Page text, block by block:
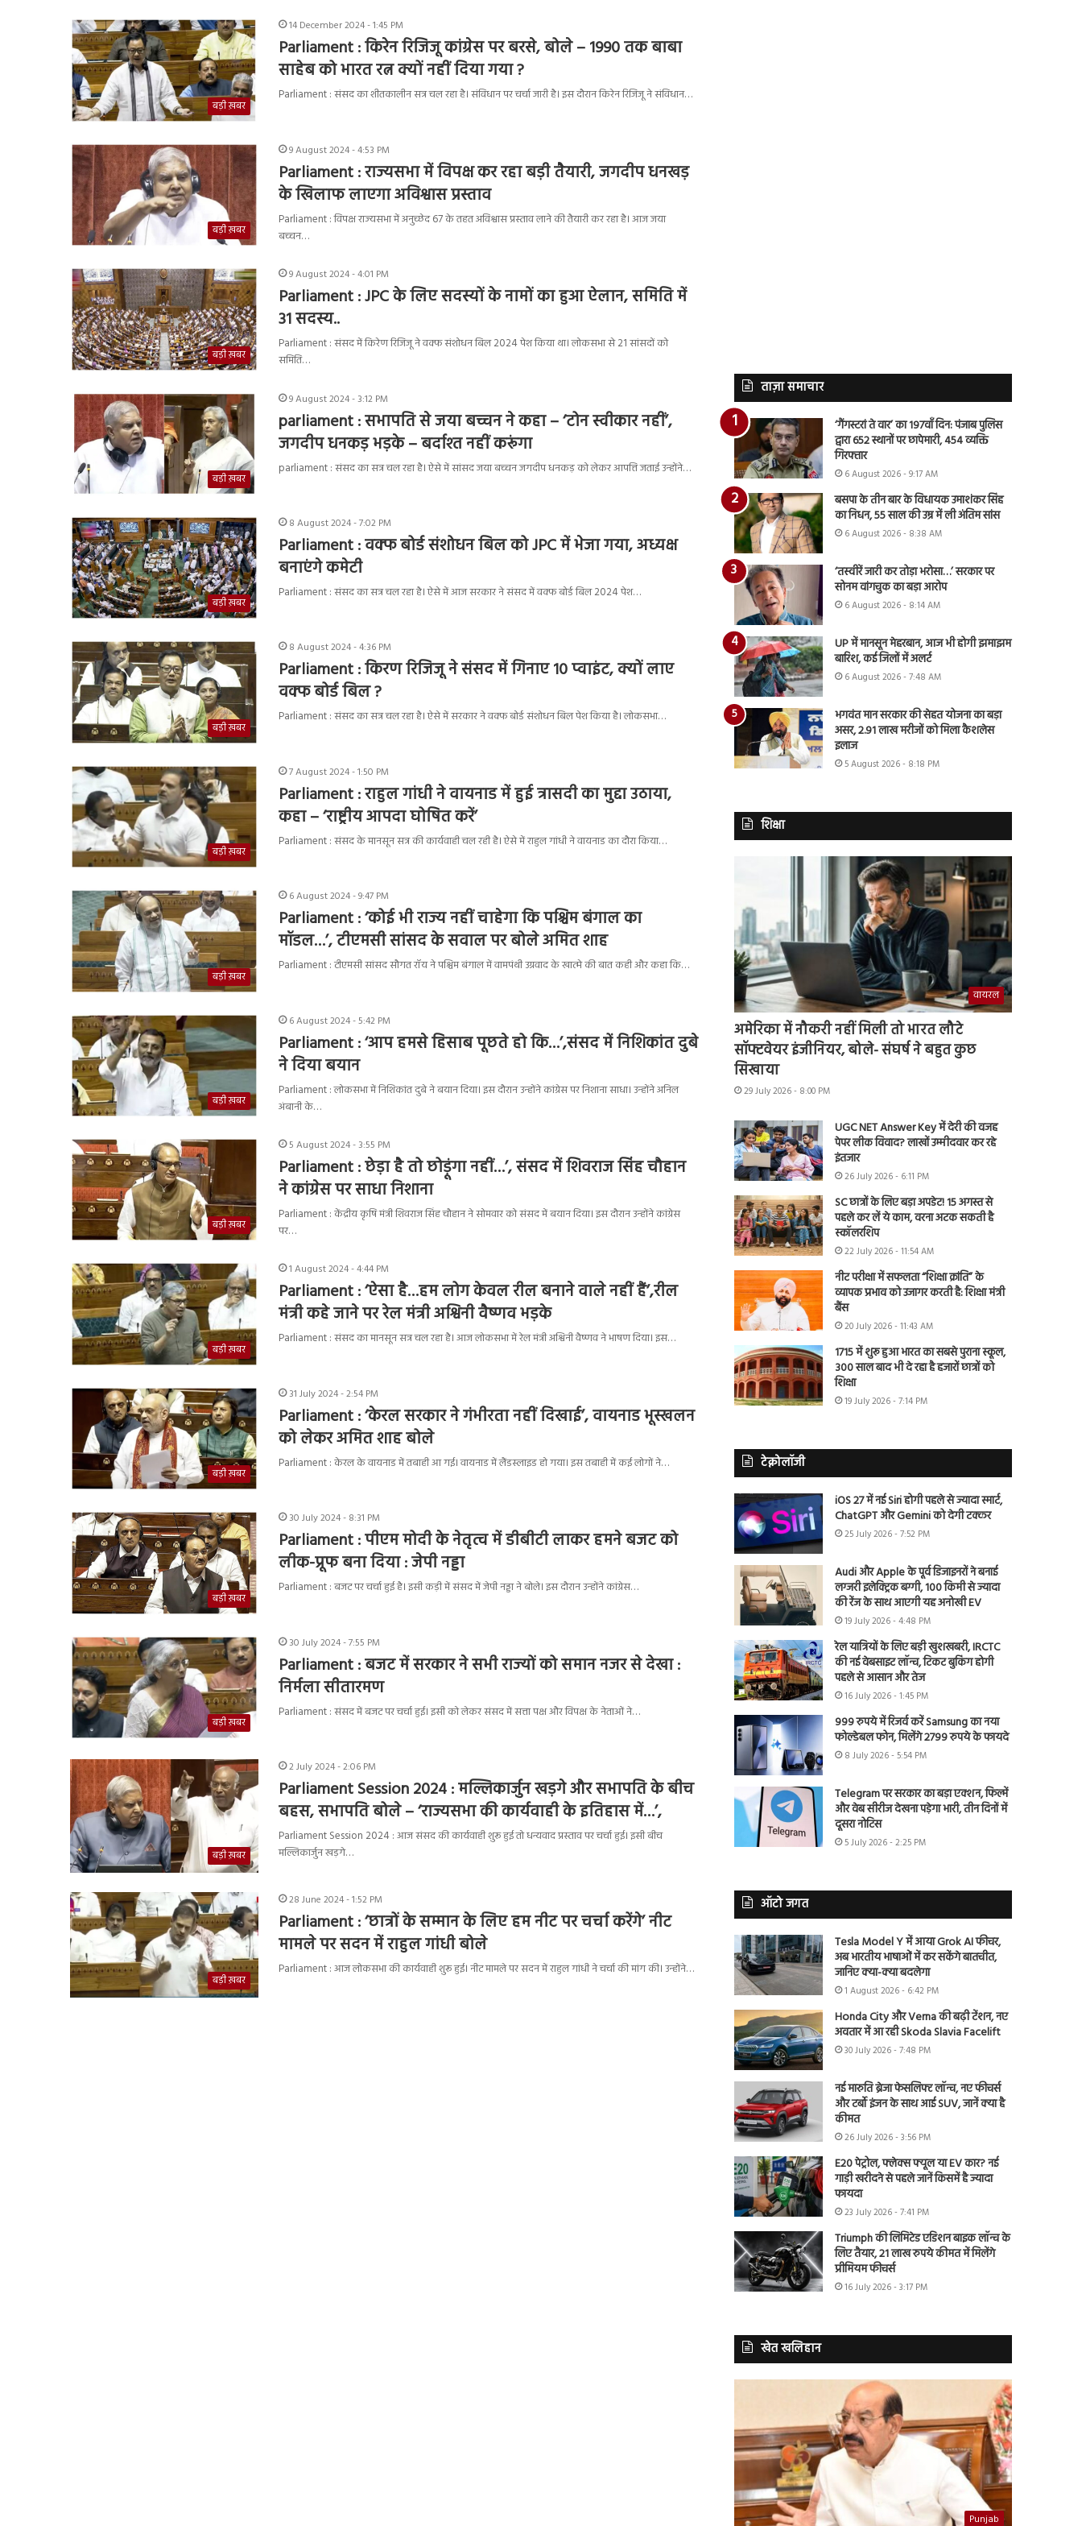
बड़ी ख़बर
14 December 2024 - 1:45 PM
Parliament : किरेन रिजिजू कांग्रेस पर बरसे, बोले – 1990 तक बाबा
साहेब को भारत रत्न क्यों नहीं दिया गया ?
Parliament : संसद का शीतकालीन सत्र चल रहा है। संविधान पर चर्चा जारी है। इस दौरान किरेन रिजिजू ने संविधान…
बड़ी ख़बर
9 August 2024 - 4:53 PM
Parliament : राज्यसभा में विपक्ष कर रहा बड़ी तैयारी, जगदीप धनखड़
के खिलाफ लाएगा अविश्वास प्रस्ताव
Parliament : विपक्ष राज्यसभा में अनुच्छेद 67 के तहत अविश्वास प्रस्ताव लाने की तैयारी कर रहा है। आज जया
बच्चन…
बड़ी ख़बर
9 August 2024 - 4:01 PM
Parliament : JPC के लिए सदस्यों के नामों का हुआ ऐलान, समिति में
31 सदस्य..
Parliament : संसद में किरेण रिजिजू ने वक्फ संशोधन बिल 2024 पेश किया था। लोकसभा से 21 सांसदों को
समिति…
बड़ी ख़बर
9 August 2024 - 3:12 PM
parliament : सभापति से जया बच्चन ने कहा – ‘टोन स्वीकार नहीं’,
जगदीप धनकड़ भड़के – बर्दाश्त नहीं करूंगा
parliament : संसद का सत्र चल रहा है। ऐसे में सांसद जया बच्चन जगदीप धनकड़ को लेकर आपत्ति जताई उन्होंने…
बड़ी ख़बर
8 August 2024 - 7:02 PM
Parliament : वक्फ बोर्ड संशोधन बिल को JPC में भेजा गया, अध्यक्ष
बनाएंगे कमेटी
Parliament : संसद का सत्र चल रहा है। ऐसे में आज सरकार ने संसद में वक्फ बोर्ड बिल 2024 पेश…
बड़ी ख़बर
8 August 2024 - 4:36 PM
Parliament : किरण रिजिजू ने संसद में गिनाए 10 प्वाइंट, क्यों लाए
वक्फ बोर्ड बिल ?
Parliament : संसद का सत्र चल रहा है। ऐसे में सरकार ने वक्फ बोर्ड संशोधन बिल पेश किया है। लोकसभा…
बड़ी ख़बर
7 August 2024 - 1:50 PM
Parliament : राहुल गांधी ने वायनाड में हुई त्रासदी का मुद्दा उठाया,
कहा – ‘राष्ट्रीय आपदा घोषित करें’
Parliament : संसद के मानसून सत्र की कार्यवाही चल रही है। ऐसे में राहुल गांधी ने वायनाड का दौरा किया…
बड़ी ख़बर
6 August 2024 - 9:47 PM
Parliament : ‘कोई भी राज्य नहीं चाहेगा कि पश्चिम बंगाल का
मॉडल…’, टीएमसी सांसद के सवाल पर बोले अमित शाह
Parliament : टीएमसी सांसद सौगत रॉय ने पश्चिम बंगाल में वामपंथी उग्रवाद के खात्मे की बात कही और कहा कि…
बड़ी ख़बर
6 August 2024 - 5:42 PM
Parliament : ‘आप हमसे हिसाब पूछते हो कि…’,संसद में निशिकांत दुबे
ने दिया बयान
Parliament : लोकसभा में निशिकांत दुबे ने बयान दिया। इस दौरान उन्होंने कांग्रेस पर निशाना साधा। उन्होंने अनिल
अंबानी के…
बड़ी ख़बर
5 August 2024 - 3:55 PM
Parliament : छेड़ा है तो छोड़ूंगा नहीं…’, संसद में शिवराज सिंह चौहान
ने कांग्रेस पर साधा निशाना
Parliament : केंद्रीय कृषि मंत्री शिवराज सिंह चौहान ने सोमवार को संसद में बयान दिया। इस दौरान उन्होंने कांग्रेस
पर…
बड़ी ख़बर
1 August 2024 - 4:44 PM
Parliament : ‘ऐसा है…हम लोग केवल रील बनाने वाले नहीं हैं’,रील
मंत्री कहे जाने पर रेल मंत्री अश्विनी वैष्णव भड़के
Parliament : संसद का मानसून सत्र चल रहा है। आज लोकसभा में रेल मंत्री अश्विनी वैष्णव ने भाषण दिया। इस…
बड़ी ख़बर
31 July 2024 - 2:54 PM
Parliament : ‘केरल सरकार ने गंभीरता नहीं दिखाई’, वायनाड भूस्खलन
को लेकर अमित शाह बोले
Parliament : केरल के वायनाड में तबाही आ गई। वायनाड में लैंडस्लाइड हो गया। इस तबाही में कई लोगों ने…
बड़ी ख़बर
30 July 2024 - 8:31 PM
Parliament : पीएम मोदी के नेतृत्व में डीबीटी लाकर हमने बजट को
लीक-प्रूफ बना दिया : जेपी नड्डा
Parliament : बजट पर चर्चा हुई है। इसी कड़ी में संसद में जेपी नड्डा ने बोले। इस दौरान उन्होंने कांग्रेस…
बड़ी ख़बर
30 July 2024 - 7:55 PM
Parliament : बजट में सरकार ने सभी राज्‍यों को समान नजर से देखा :
निर्मला सीतारमण
Parliament : संसद में बजट पर चर्चा हुई। इसी को लेकर संसद में सत्ता पक्ष और विपक्ष के नेताओं ने…
बड़ी ख़बर
2 July 2024 - 2:06 PM
Parliament Session 2024 : मल्लिकार्जुन खड़गे और सभापति के बीच
बहस, सभापति बोले – ‘राज्यसभा की कार्यवाही के इतिहास में…’,
Parliament Session 2024 : आज संसद की कार्यवाही शुरू हुई तो धन्यवाद प्रस्ताव पर चर्चा हुई। इसी बीच
मल्लिकार्जुन खड़गे…
बड़ी ख़बर
28 June 2024 - 1:52 PM
Parliament : ‘छात्रों के सम्मान के लिए हम नीट पर चर्चा करेंगे’ नीट
मामले पर सदन में राहुल गांधी बोले
Parliament : आज लोकसभा की कार्यवाही शुरू हुई। नीट मामले पर सदन में राहुल गांधी ने चर्चा की मांग की। उन्होंने…
ताज़ा समाचार
‘गैंगस्टरां ते वार’ का 197वाँ दिन: पंजाब पुलिस
द्वारा 652 स्थानों पर छापेमारी, 454 व्यक्ति
गिरफ्तार
6 August 2026 - 9:17 AM
बसपा के तीन बार के विधायक उमाशंकर सिंह
का निधन, 55 साल की उम्र में ली अंतिम सांस
6 August 2026 - 8:38 AM
‘तस्वीरें जारी कर तोड़ा भरोसा…’ सरकार पर
सोनम वांगचुक का बड़ा आरोप
6 August 2026 - 8:14 AM
UP में मानसून मेहरबान, आज भी होगी झमाझम
बारिश, कई जिलों में अलर्ट
6 August 2026 - 7:48 AM
भगवंत मान सरकार की सेहत योजना का बड़ा
असर, 2.91 लाख मरीजों को मिला कैशलेस
इलाज
5 August 2026 - 8:18 PM
शिक्षा
वायरल
अमेरिका में नौकरी नहीं मिली तो भारत लौटे
सॉफ्टवेयर इंजीनियर, बोले- संघर्ष ने बहुत कुछ
सिखाया
29 July 2026 - 8:00 PM
UGC NET Answer Key में देरी की वजह
पेपर लीक विवाद? लाखों उम्मीदवार कर रहे
इंतजार
26 July 2026 - 6:11 PM
SC छात्रों के लिए बड़ा अपडेट! 15 अगस्त से
पहले कर लें ये काम, वरना अटक सकती है
स्कॉलरशिप
22 July 2026 - 11:54 AM
नीट परीक्षा में सफलता “शिक्षा क्रांति” के
व्यापक प्रभाव को उजागर करती है: शिक्षा मंत्री
बैंस
20 July 2026 - 11:43 AM
1715 में शुरू हुआ भारत का सबसे पुराना स्कूल,
300 साल बाद भी दे रहा है हजारों छात्रों को
शिक्षा
19 July 2026 - 7:14 PM
टेक्नोलॉजी
iOS 27 में नई Siri होगी पहले से ज्यादा स्मार्ट,
ChatGPT और Gemini को देगी टक्कर
25 July 2026 - 7:52 PM
Audi और Apple के पूर्व डिजाइनरों ने बनाई
लग्जरी इलेक्ट्रिक बग्गी, 100 किमी से ज्यादा
की रेंज के साथ आएगी यह अनोखी EV
19 July 2026 - 4:48 PM
रेल यात्रियों के लिए बड़ी खुशखबरी, IRCTC
की नई वेबसाइट लॉन्च, टिकट बुकिंग होगी
पहले से आसान और तेज
16 July 2026 - 1:45 PM
999 रुपये में रिजर्व करें Samsung का नया
फोल्डेबल फोन, मिलेंगे 2799 रुपये के फायदे
8 July 2026 - 5:54 PM
Telegram पर सरकार का बड़ा एक्शन, फिल्में
और वेब सीरीज देखना पड़ेगा भारी, तीन दिनों में
दूसरा नोटिस
5 July 2026 - 2:25 PM
ऑटो जगत
Tesla Model Y में आया Grok AI फीचर,
अब भारतीय भाषाओं में कर सकेंगे बातचीत,
जानिए क्या-क्या बदलेगा
1 August 2026 - 6:42 PM
Honda City और Verna की बढ़ी टेंशन, नए
अवतार में आ रही Skoda Slavia Facelift
30 July 2026 - 7:48 PM
नई मारुति ब्रेजा फेसलिफ्ट लॉन्च, नए फीचर्स
और टर्बो इंजन के साथ आई SUV, जानें क्या है
कीमत
26 July 2026 - 3:56 PM
E20 पेट्रोल, फ्लेक्स फ्यूल या EV कार? नई
गाड़ी खरीदने से पहले जानें किसमें है ज्यादा
फायदा
23 July 2026 - 7:41 PM
Triumph की लिमिटेड एडिशन बाइक लॉन्च के
लिए तैयार, 21 लाख रुपये कीमत में मिलेंगे
प्रीमियम फीचर्स
16 July 2026 - 3:17 PM
खेत खलिहान
Punjab